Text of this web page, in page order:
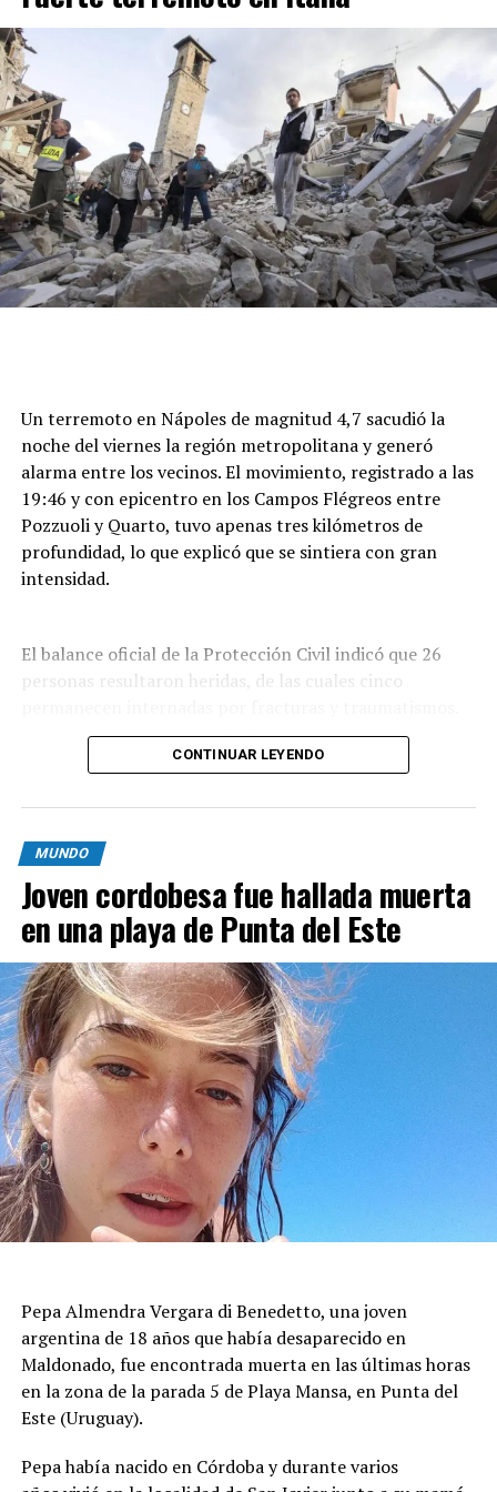
Un terremoto en Nápoles de magnitud 4,7 sacudió la
noche del viernes la región metropolitana y generó
alarma entre los vecinos. El movimiento, registrado a las
19:46 y con epicentro en los Campos Flégreos entre
Pozzuoli y Quarto, tuvo apenas tres kilómetros de
profundidad, lo que explicó que se sintiera con gran
intensidad.
El balance oficial de la Protección Civil indicó que 26
personas resultaron heridas, de las cuales cinco
Además, por daños en distintos inmuebles se evacuó de
forma preventiva a unas 300 personas,
que sufrió el mayor impacto del sismo.
Las imágenes que circularon muestran
desprendimientos de rocas y pilas de escombros; en
Pozzuoli parte de una construcción se vino abajo sobre
vehículos estacionados y quedó envuelta en polvo. En
Bacoli se reportaron derrumbes parciales de fachadas y
paredes rocosas, aunque las primeras revisiones no
detectaron viviendas oficialmente declaradas
inhabitables.
Durante la mañana siguiente, los bomberos
mantuvieron un operativo de inspección para evaluar
grietas, desprendimientos de revestimientos y posibles
riesgos de colapso. Las tareas priorizaron los inmuebles
con daños visibles antes de autorizar el regreso de los
zona.
El ministro de Protección Civil, Nello Musumeci, advirtió
sobre la continuidad de la actividad sísmica y señaló que
“nuevos eventos de magnitud superior a 3 podrían
las autoridades locales, que mantienen el monitoreo
CONTINUAR LEYENDO
MUNDO
Joven cordobesa fue hallada muerta
en una playa de Punta del Este
Pepa Almendra Vergara di Benedetto, una joven
argentina de 18 años que había desaparecido en
Maldonado, fue encontrada muerta en las últimas horas
en la zona de la parada 5 de Playa Mansa, en Punta del
Este (Uruguay).
Pepa había nacido en Córdoba y durante varios